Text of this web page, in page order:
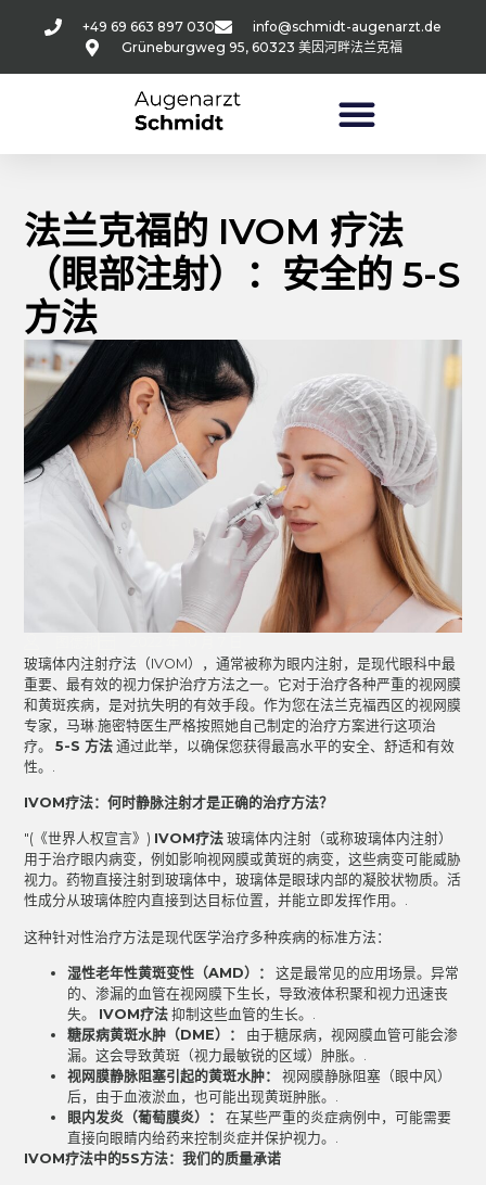
+49 69 663 897 030
info@schmidt-augenarzt.de
Grüneburgweg 95, 60323 美因河畔法兰克福
法兰克福的 IVOM 疗法
（眼部注射）：安全的 5-S
方法
玻璃体内注射疗法（IVOM），通常被称为眼内注射，是现代眼科中最
重要、最有效的视力保护治疗方法之一。它对于治疗各种严重的视网膜
和黄斑疾病，是对抗失明的有效手段。作为您在法兰克福西区的视网膜
专家，马琳·施密特医生严格按照她自己制定的治疗方案进行这项治
疗。5-S 方法 通过此举，以确保您获得最高水平的安全、舒适和有效
性。.
IVOM疗法：何时静脉注射才是正确的治疗方法？
"(《世界人权宣言》) IVOM疗法 玻璃体内注射（或称玻璃体内注射）
用于治疗眼内病变，例如影响视网膜或黄斑的病变，这些病变可能威胁
视力。药物直接注射到玻璃体中，玻璃体是眼球内部的凝胶状物质。活
性成分从玻璃体腔内直接到达目标位置，并能立即发挥作用。.
这种针对性治疗方法是现代医学治疗多种疾病的标准方法：
湿性老年性黄斑变性（AMD）：
这是最常见的应用场景。异常
的、渗漏的血管在视网膜下生长，导致液体积聚和视力迅速丧
失。 IVOM疗法 抑制这些血管的生长。.
糖尿病黄斑水肿（DME）：
由于糖尿病，视网膜血管可能会渗
漏。这会导致黄斑（视力最敏锐的区域）肿胀。.
视网膜静脉阻塞引起的黄斑水肿：
视网膜静脉阻塞（眼中风）
后，由于血液淤血，也可能出现黄斑肿胀。.
眼内发炎（葡萄膜炎）：
在某些严重的炎症病例中，可能需要
直接向眼睛内给药来控制炎症并保护视力。.
IVOM疗法中的5S方法：我们的质量承诺